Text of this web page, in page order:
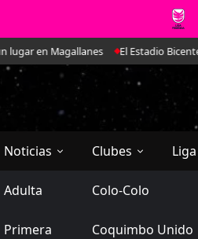
en Magallanes El Estadio
Noticias
Selección Chilena
Adulta
Sub-20
Futbol Nacional
Primera
Clubes
Primera
Colo-Colo
Coquimbo Unido
Ascenso